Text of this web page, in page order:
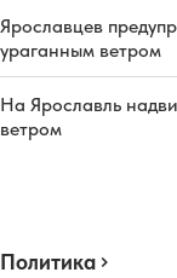
Ярославцев
ураганным ветром
На Ярославль
ветром
Политика